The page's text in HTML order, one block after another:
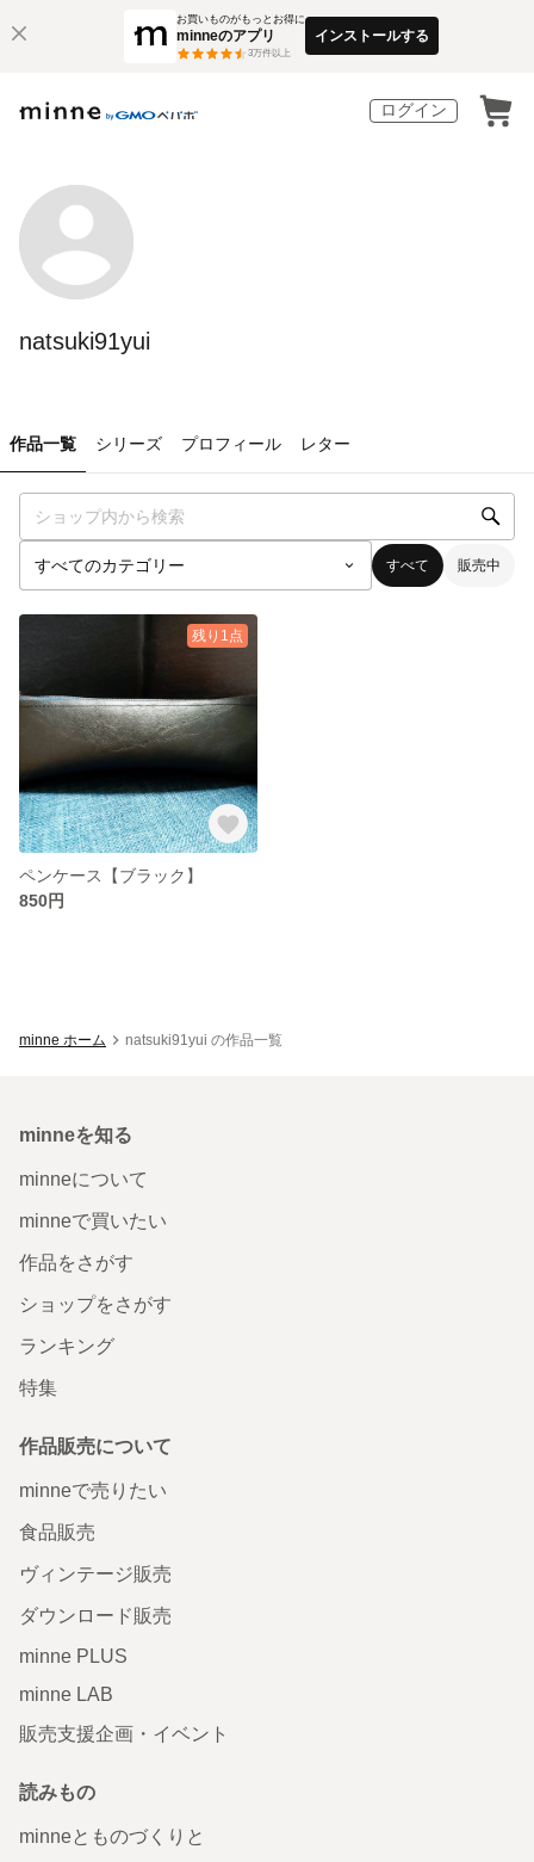
お買いものがもっとお得に
minneのアプリ
3万件以上
インストールする
ログイン
natsuki91yui
作品一覧 シリーズ プロフィール レター
すべて 販売中
残り1点
ペンケース【ブラック】
850円
minne ホーム natsuki91yui の作品一覧
minneを知る
minneについて
minneで買いたい
作品をさがす
ショップをさがす
ランキング
特集
作品販売について
minneで売りたい
食品販売
ヴィンテージ販売
ダウンロード販売
minne PLUS
minne LAB
販売支援企画・イベント
読みもの
minneとものづくりと